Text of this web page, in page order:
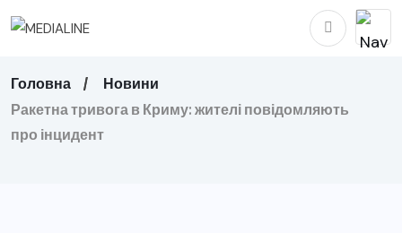
Головна
Новини
Ракетна тривога в Криму: жителі повідомляють
про інцидент